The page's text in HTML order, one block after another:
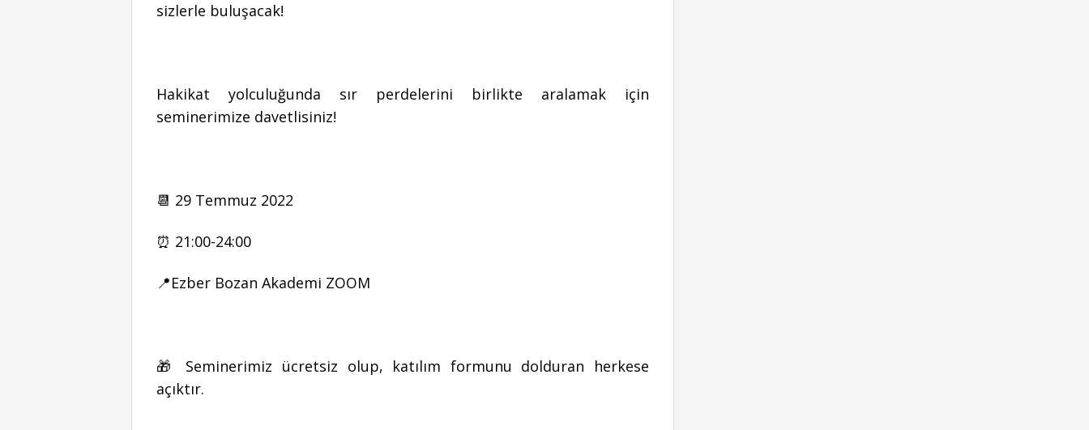
sizlerle buluşacak!
Hakikat yolculuğunda sır perdelerini birlikte aralamak için
seminerimize davetlisiniz!
📆 29 Temmuz 2022
⏰ 21:00-24:00
📍Ezber Bozan Akademi ZOOM
🎁 Seminerimiz ücretsiz olup, katılım formunu dolduran herkese
açıktır.